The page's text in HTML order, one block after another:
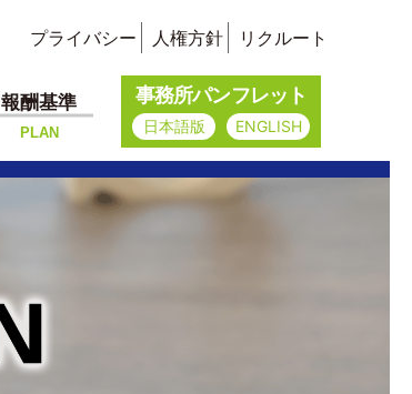
プライバシー 人権方針 リクルート
報酬基準
PLAN
事務所パンフレット
日本語版 ENGLISH